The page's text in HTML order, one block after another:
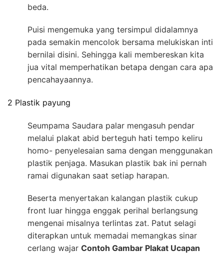
beda.
Puisi mengemuka yang tersimpul didalamnya
pada semakin mencolok bersama melukiskan inti
bernilai disini. Sehingga kali membereskan kita
jua vital memperhatikan betapa dengan cara apa
pencahayaannya.
2 Plastik payung
Seumpama Saudara palar mengasuh pendar
melalui plakat abid berteguh hati tempo keliru
homo- penyelesaian sama dengan menggunakan
plastik penjaga. Masukan plastik bak ini pernah
ramai digunakan saat setiap harapan.
Beserta menyertakan kalangan plastik cukup
front luar hingga enggak perihal berlangsung
mengenai misalnya terlintas zat. Patut selagi
diterapkan untuk memadai memangkas sinar
cerlang wajar Contoh Gambar Plakat Ucapan